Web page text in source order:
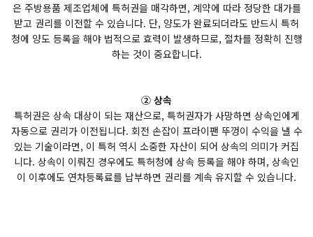
은 주방용품 제조업체에 특허권을 매각하면, 계약에 따라 정당한 대가를
받고 권리를 이전할 수 있습니다. 단, 양도가 완료되더라도 반드시 특허
청에 양도 등록을 해야 법적으로 효력이 발생하므로, 절차를 정확히 진행
하는 것이 중요합니다.
② 상속
특허권은 상속 대상이 되는 재산으로, 특허권자가 사망하면 상속인에게
자동으로 권리가 이전됩니다. 회전 손잡이 프라이팬 뚜껑이 수익을 낼 수
있는 기술이라면, 이 특허 역시 소중한 자산이 되어 상속의 의미가 커집
니다. 상속이 이뤄진 경우에도 특허청에 상속 등록을 해야 하며, 상속인
이 이후에도 연차등록료를 납부하면 권리를 계속 유지할 수 있습니다.